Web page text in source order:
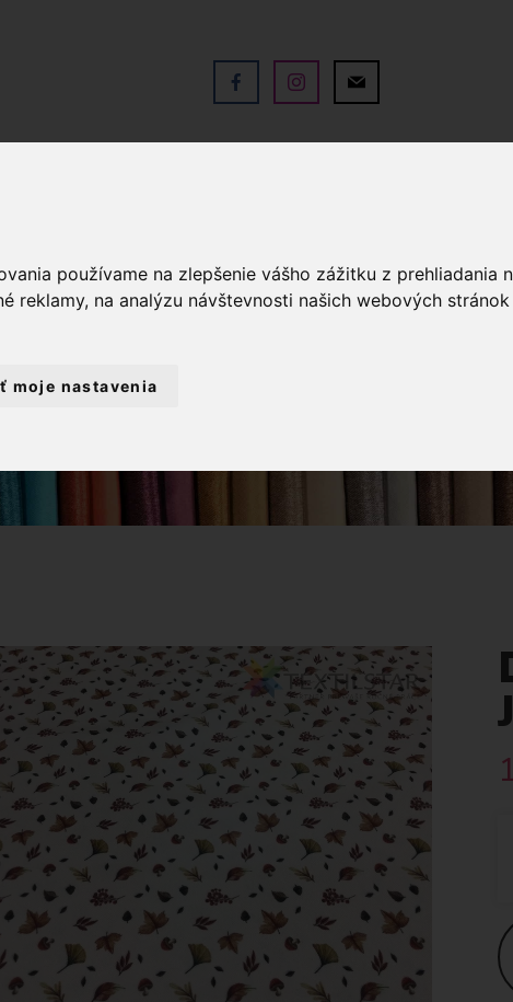
používame na zlepšenie vášho zážitku z prehliadania
reklamy, na analýzu návštevnosti našich webových
moje nastavenia